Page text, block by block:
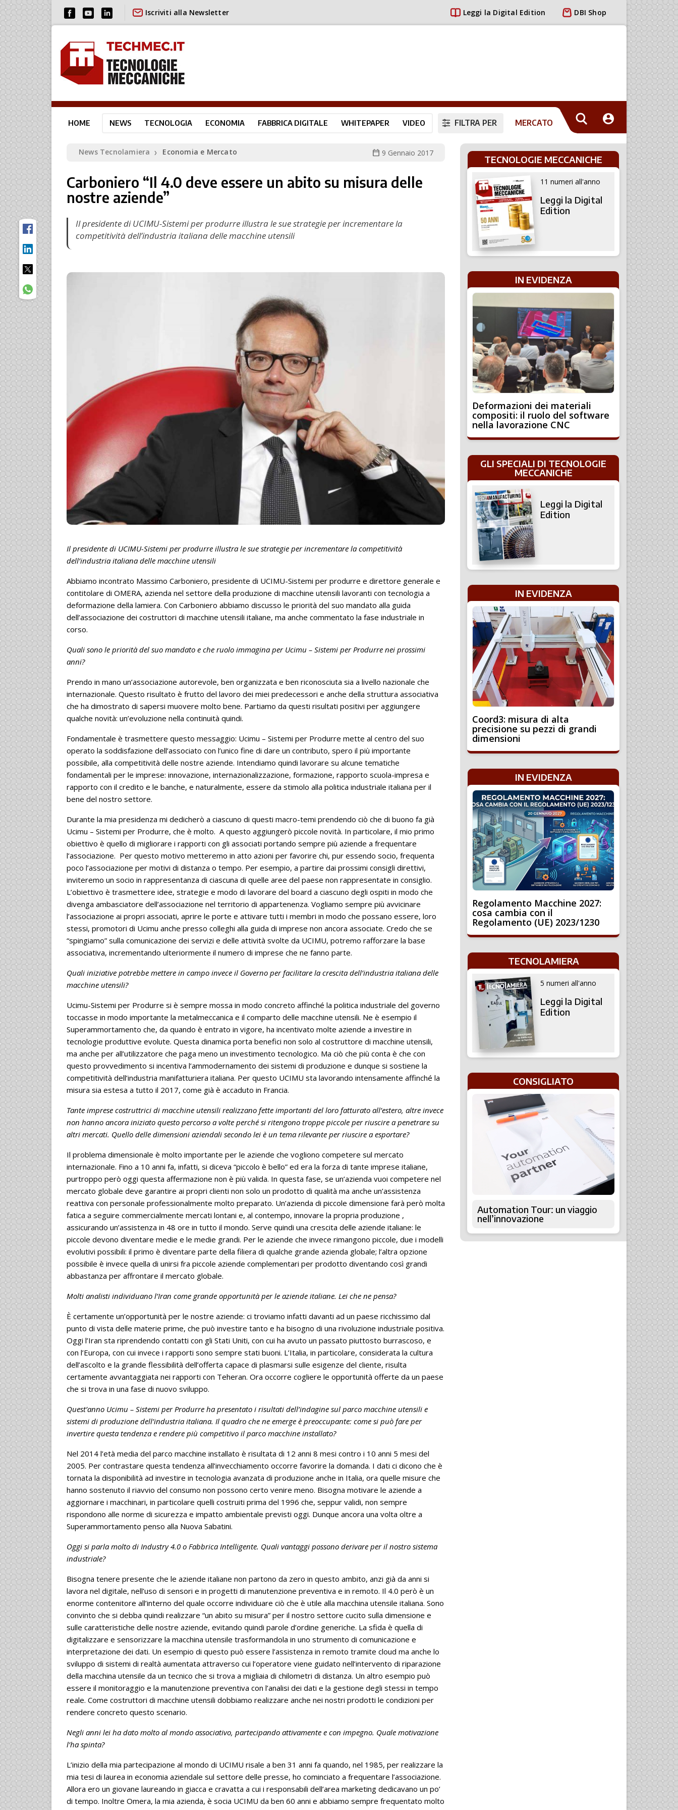
Iscriviti alla Newsletter Leggi la Digital Edition DBI Shop
HOME NEWS TECNOLOGIA ECONOMIA FABBRICA DIGITALE WHITEPAPER VIDEO FILTRA PER MERCATO
News Tecnolamiera ❯ Economia e Mercato calendar_today 9 Gennaio 2017
Carboniero “Il 4.0 deve essere un abito su misura delle
nostre aziende”
Il presidente di UCIMU-Sistemi per produrre illustra le sue strategie per incrementare la
competitività dell’industria italiana delle macchine utensili
Il presidente di UCIMU-Sistemi per produrre illustra le sue strategie per incrementare la competitività
dell’industria italiana delle macchine utensili
Abbiamo incontrato Massimo Carboniero, presidente di UCIMU-Sistemi per produrre e direttore generale e
contitolare di OMERA, azienda nel settore della produzione di macchine utensili lavoranti con tecnologia a
deformazione della lamiera. Con Carboniero abbiamo discusso le priorità del suo mandato alla guida
dell’associazione dei costruttori di macchine utensili italiane, ma anche commentato la fase industriale in
corso.
Quali sono le priorità del suo mandato e che ruolo immagina per Ucimu – Sistemi per Produrre nei prossimi
anni?
Prendo in mano un’associazione autorevole, ben organizzata e ben riconosciuta sia a livello nazionale che
internazionale. Questo risultato è frutto del lavoro dei miei predecessori e anche della struttura associativa
che ha dimostrato di sapersi muovere molto bene. Partiamo da questi risultati positivi per aggiungere
qualche novità: un’evoluzione nella continuità quindi.
Fondamentale è trasmettere questo messaggio: Ucimu – Sistemi per Produrre mette al centro del suo
operato la soddisfazione dell’associato con l’unico fine di dare un contributo, spero il più importante
possibile, alla competitività delle nostre aziende. Intendiamo quindi lavorare su alcune tematiche
fondamentali per le imprese: innovazione, internazionalizzazione, formazione, rapporto scuola-impresa e
rapporto con il credito e le banche, e naturalmente, essere da stimolo alla politica industriale italiana per il
bene del nostro settore.
Durante la mia presidenza mi dedicherò a ciascuno di questi macro-temi prendendo ciò che di buono fa già
Ucimu – Sistemi per Produrre, che è molto. A questo aggiungerò piccole novità. In particolare, il mio primo
obiettivo è quello di migliorare i rapporti con gli associati portando sempre più aziende a frequentare
l’associazione. Per questo motivo metteremo in atto azioni per favorire chi, pur essendo socio, frequenta
poco l’associazione per motivi di distanza o tempo. Per esempio, a partire dai prossimi consigli direttivi,
inviteremo un socio in rappresentanza di ciascuna di quelle aree del paese non rappresentate in consiglio.
L’obiettivo è trasmettere idee, strategie e modo di lavorare del board a ciascuno degli ospiti in modo che
divenga ambasciatore dell’associazione nel territorio di appartenenza. Vogliamo sempre più avvicinare
l’associazione ai propri associati, aprire le porte e attivare tutti i membri in modo che possano essere, loro
stessi, promotori di Ucimu anche presso colleghi alla guida di imprese non ancora associate. Credo che se
“spingiamo” sulla comunicazione dei servizi e delle attività svolte da UCIMU, potremo rafforzare la base
associativa, incrementando ulteriormente il numero di imprese che ne fanno parte.
Quali iniziative potrebbe mettere in campo invece il Governo per facilitare la crescita dell’industria italiana delle
macchine utensili?
Ucimu-Sistemi per Produrre si è sempre mossa in modo concreto affinché la politica industriale del governo
toccasse in modo importante la metalmeccanica e il comparto delle macchine utensili. Ne è esempio il
Superammortamento che, da quando è entrato in vigore, ha incentivato molte aziende a investire in
tecnologie produttive evolute. Questa dinamica porta benefici non solo al costruttore di macchine utensili,
ma anche per all’utilizzatore che paga meno un investimento tecnologico. Ma ciò che più conta è che con
questo provvedimento si incentiva l’ammodernamento dei sistemi di produzione e dunque si sostiene la
competitività dell’industria manifatturiera italiana. Per questo UCIMU sta lavorando intensamente affinché la
misura sia estesa a tutto il 2017, come già è accaduto in Francia.
Tante imprese costruttrici di macchine utensili realizzano fette importanti del loro fatturato all’estero, altre invece
non hanno ancora iniziato questo percorso a volte perché si ritengono troppe piccole per riuscire a penetrare su
altri mercati. Quello delle dimensioni aziendali secondo lei è un tema rilevante per riuscire a esportare?
Il problema dimensionale è molto importante per le aziende che vogliono competere sul mercato
internazionale. Fino a 10 anni fa, infatti, si diceva “piccolo è bello” ed era la forza di tante imprese italiane,
purtroppo però oggi questa affermazione non è più valida. In questa fase, se un’azienda vuoi competere nel
mercato globale deve garantire ai propri clienti non solo un prodotto di qualità ma anche un’assistenza
reattiva con personale professionalmente molto preparato. Un’azienda di piccole dimensione farà però molta
fatica a seguire commercialmente mercati lontani e, al contempo, innovare la propria produzione ,
assicurando un’assistenza in 48 ore in tutto il mondo. Serve quindi una crescita delle aziende italiane: le
piccole devono diventare medie e le medie grandi. Per le aziende che invece rimangono piccole, due i modelli
evolutivi possibili: il primo è diventare parte della filiera di qualche grande azienda globale; l’altra opzione
possibile è invece quella di unirsi fra piccole aziende complementari per prodotto diventando così grandi
abbastanza per affrontare il mercato globale.
Molti analisti individuano l’Iran come grande opportunità per le aziende italiane. Lei che ne pensa?
È certamente un’opportunità per le nostre aziende: ci troviamo infatti davanti ad un paese ricchissimo dal
punto di vista delle materie prime, che può investire tanto e ha bisogno di una rivoluzione industriale positiva.
Oggi l’Iran sta riprendendo contatti con gli Stati Uniti, con cui ha avuto un passato piuttosto burrascoso, e
con l’Europa, con cui invece i rapporti sono sempre stati buoni. L’Italia, in particolare, considerata la cultura
dell’ascolto e la grande flessibilità dell’offerta capace di plasmarsi sulle esigenze del cliente, risulta
certamente avvantaggiata nei rapporti con Teheran. Ora occorre cogliere le opportunità offerte da un paese
che si trova in una fase di nuovo sviluppo.
Quest’anno Ucimu – Sistemi per Produrre ha presentato i risultati dell’indagine sul parco macchine utensili e
sistemi di produzione dell’industria italiana. Il quadro che ne emerge è preoccupante: come si può fare per
invertire questa tendenza e rendere più competitivo il parco macchine installato?
Nel 2014 l’età media del parco macchine installato è risultata di 12 anni 8 mesi contro i 10 anni 5 mesi del
2005. Per contrastare questa tendenza all’invecchiamento occorre favorire la domanda. I dati ci dicono che è
tornata la disponibilità ad investire in tecnologia avanzata di produzione anche in Italia, ora quelle misure che
hanno sostenuto il riavvio del consumo non possono certo venire meno. Bisogna motivare le aziende a
aggiornare i macchinari, in particolare quelli costruiti prima del 1996 che, seppur validi, non sempre
rispondono alle norme di sicurezza e impatto ambientale previsti oggi. Dunque ancora una volta oltre a
Superammortamento penso alla Nuova Sabatini.
Oggi si parla molto di Industry 4.0 o Fabbrica Intelligente. Quali vantaggi possono derivare per il nostro sistema
industriale?
Bisogna tenere presente che le aziende italiane non partono da zero in questo ambito, anzi già da anni si
lavora nel digitale, nell’uso di sensori e in progetti di manutenzione preventiva e in remoto. Il 4.0 però è un
enorme contenitore all’interno del quale occorre individuare ciò che è utile alla macchina utensile italiana. Sono
convinto che si debba quindi realizzare “un abito su misura” per il nostro settore cucito sulla dimensione e
sulle caratteristiche delle nostre aziende, evitando quindi parole d’ordine generiche. La sfida è quella di
digitalizzare e sensorizzare la macchina utensile trasformandola in uno strumento di comunicazione e
interpretazione dei dati. Un esempio di questo può essere l’assistenza in remoto tramite cloud ma anche lo
sviluppo di sistemi di realtà aumentata attraverso cui l’operatore viene guidato nell’intervento di riparazione
della macchina utensile da un tecnico che si trova a migliaia di chilometri di distanza. Un altro esempio può
essere il monitoraggio e la manutenzione preventiva con l’analisi dei dati e la gestione degli stessi in tempo
reale. Come costruttori di macchine utensili dobbiamo realizzare anche nei nostri prodotti le condizioni per
rendere concreto questo scenario.
Negli anni lei ha dato molto al mondo associativo, partecipando attivamente e con impegno. Quale motivazione
l’ha spinta?
L’inizio della mia partecipazione al mondo di UCIMU risale a ben 31 anni fa quando, nel 1985, per realizzare la
mia tesi di laurea in economia aziendale sul settore delle presse, ho cominciato a frequentare l’associazione.
Allora ero un giovane laureando in giacca e cravatta a cui i responsabili dell’area marketing dedicavano un po’
di tempo. Inoltre Omera, la mia azienda, è socia UCIMU da ben 60 anni e abbiamo sempre frequentato molto
TECNOLOGIE MECCANICHE
11 numeri all'anno
Leggi la Digital
Edition
IN EVIDENZA
Deformazioni dei materiali
compositi: il ruolo del software
nella lavorazione CNC
GLI SPECIALI DI TECNOLOGIE
MECCANICHE
Leggi la Digital
Edition
IN EVIDENZA
Coord3: misura di alta
precisione su pezzi di grandi
dimensioni
IN EVIDENZA
Regolamento Macchine 2027:
cosa cambia con il
Regolamento (UE) 2023/1230
TECNOLAMIERA
5 numeri all'anno
Leggi la Digital
Edition
CONSIGLIATO
Automation Tour: un viaggio
nell’innovazione